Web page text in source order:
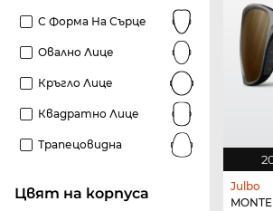
С Форма На Сърце
Овално Лице
Кръгло Лице
Квадратно Лице
Трапецовидна
Цвят на корпуса
Julbo